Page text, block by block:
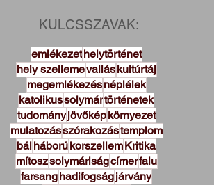
emlékezethelytörténet
hely szellemevalláskultúrtáj
megemlékezésnéplélek
katolikussolymártörténetek
tudományjövőképkörnyezet
mulatozásszórakozástemplom
bálháborúkorszellemKritika
mítoszsolymáriságcímerfalu
farsanghadifogságjárvány
KULCSSZAVAK: